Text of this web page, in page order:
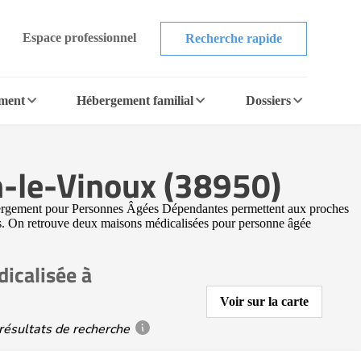
Espace professionnel Recherche rapide
Hébergement familial Dossiers
le-Vinoux (38950)
pour Personnes Âgées Dépendantes permettent aux proches
retrouve deux maisons médicalisées pour personne âgée
à
de recherche
Voir sur la carte